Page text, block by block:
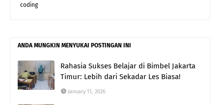
coding
ANDA MUNGKIN MENYUKAI POSTINGAN INI
Rahasia Sukses Belajar di Bimbel Jakarta
Timur: Lebih dari Sekadar Les Biasa!
January 11, 2026